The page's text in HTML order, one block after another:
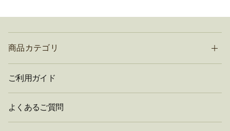
商品カテゴリ
ご利用ガイド
よくあるご質問